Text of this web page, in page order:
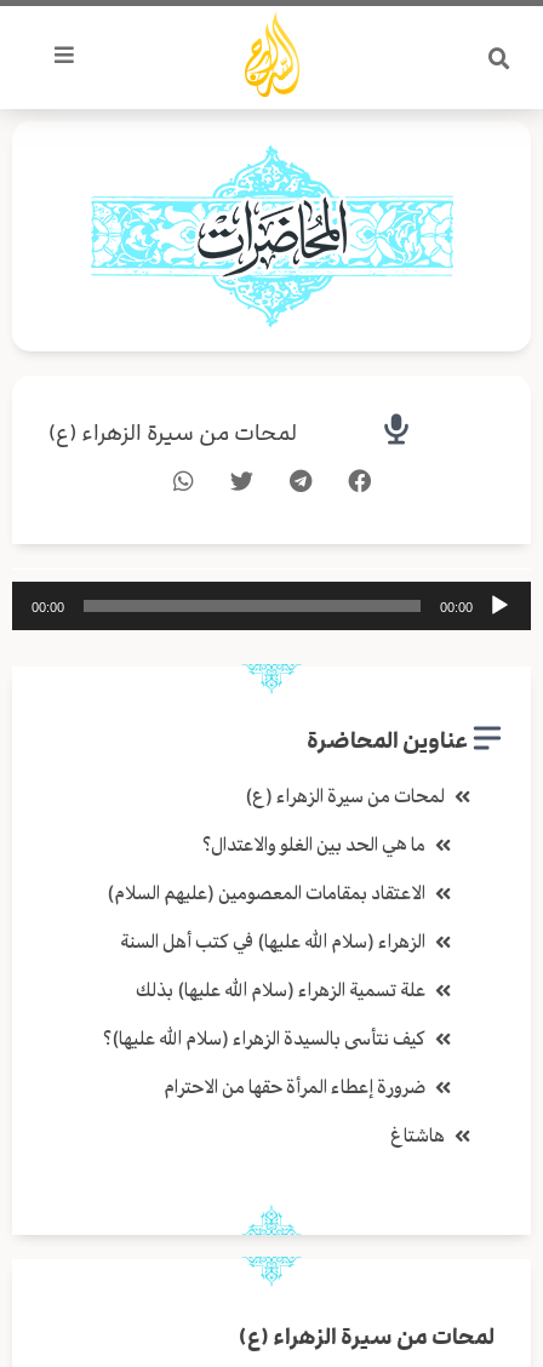
تخطي
المحتوى
لمحات من سيرة الزهراء (ع)
مشغل
الصوت
00:00
00:00
عناوين المحاضرة
لمحات من سيرة الزهراء (ع)
ما هي الحد بين الغلو والاعتدال؟
الاعتقاد بمقامات المعصومين (عليهم السلام)
الزهراء (سلام الله عليها) في كتب أهل السنة
علة تسمية الزهراء (سلام الله عليها) بذلك
كيف نتأسى بالسيدة الزهراء (سلام الله عليها)؟
ضرورة إعطاء المرأة حقها من الاحترام
هاشتاغ
لمحات من سيرة الزهراء (ع)